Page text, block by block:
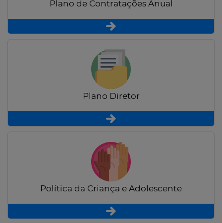
Plano de Contratações Anual
Plano Diretor
Política da Criança e Adolescente